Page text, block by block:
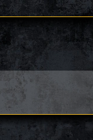
56595, Intex, Набор
разбрызгивателем,
7 400
6 660